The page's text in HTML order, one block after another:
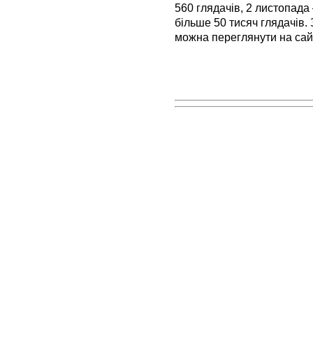
560 глядачів, 2
більше 50 тисяч
можна переглянути на